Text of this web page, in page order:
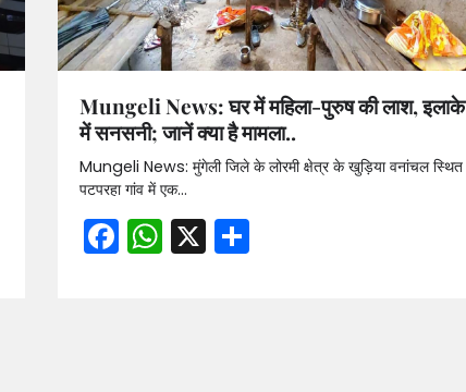
Mungeli News: घर में महिला-पुरुष की लाश, इलाके
में सनसनी; जानें क्या है मामला..
Mungeli News: मुंगेली जिले के लोरमी क्षेत्र के खुड़िया वनांचल स्थित
पटपरहा गांव में एक…
Facebook
WhatsApp
X Share